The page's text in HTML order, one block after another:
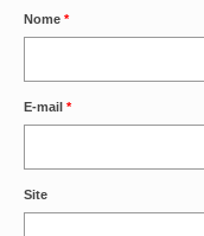
Nome *
E-mail *
Site